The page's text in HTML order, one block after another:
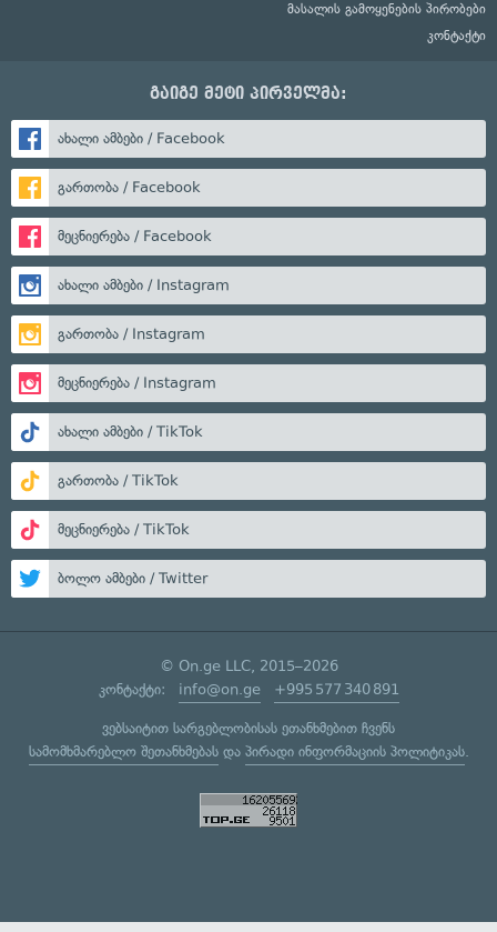
მასალის გამოყენების პირობები
კონტაქტი
გაიგე მეტი პირველმა:
ახალი ამბები / Facebook
გართობა / Facebook
მეცნიერება / Facebook
ახალი ამბები / Instagram
გართობა / Instagram
მეცნიერება / Instagram
ახალი ამბები / TikTok
გართობა / TikTok
მეცნიერება / TikTok
ბოლო ამბები / Twitter
© On.ge LLC, 2015–2026
კონტაქტი: info@on.ge +995 577 340 891
ვებსაიტით სარგებლობისას ეთანხმებით ჩვენს
სამომხმარებლო შეთანხმებასდა პირადი ინფორმაციის პოლიტიკას.